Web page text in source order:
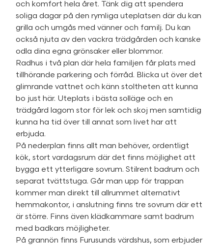
och komfort hela året. Tänk dig att spendera
soliga dagar på den rymliga uteplatsen där du kan
grilla och umgås med vänner och familj. Du kan
också njuta av den vackra trädgården och kanske
odla dina egna grönsaker eller blommor.
Radhus i två plan där hela familjen får plats med
tillhörande parkering och förråd. Blicka ut över det
glimrande vattnet och känn stoltheten att kunna
bo just här. Uteplats i bästa solläge och en
trädgård lagom stor för lek och skoj men samtidig
kunna ha tid över till annat som livet har att
erbjuda.
På nederplan finns allt man behöver, ordentligt
kök, stort vardagsrum där det finns möjlighet att
bygga ett ytterligare sovrum. Stilrent badrum och
separat tvättstuga. Går man upp för trappan
kommer man direkt till allrummet alternativt
hemmakontor, i anslutning finns tre sovrum där ett
är större. Finns även klädkammare samt badrum
med badkars möjligheter.
På grannön finns Furusunds värdshus, som erbjuder